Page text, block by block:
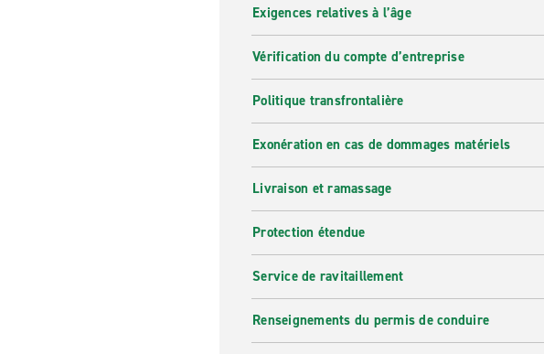
Exigences relatives à l’âge
Vérification du compte d’entreprise
Politique transfrontalière
Exonération en cas de dommages matériels
Livraison et ramassage
Protection étendue
Service de ravitaillement
Renseignements du permis de conduire